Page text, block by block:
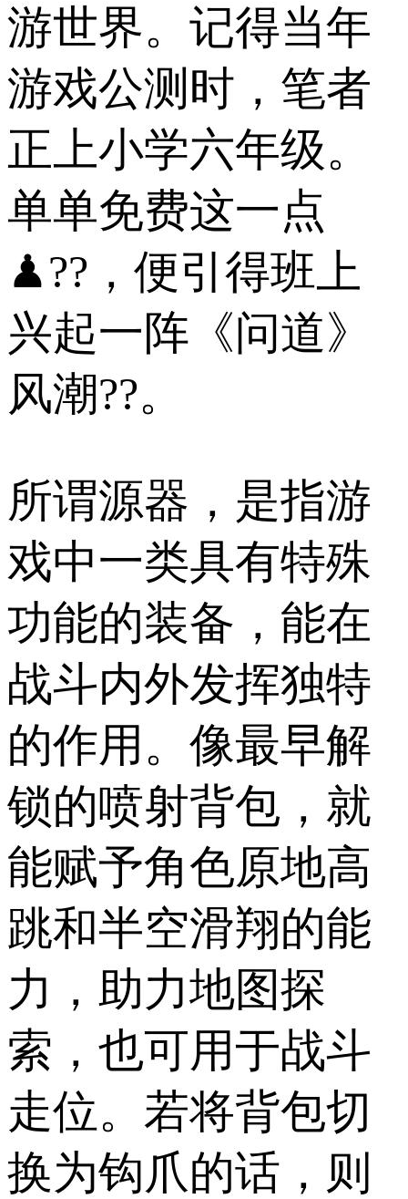
游世界。记得当年
游戏公测时，笔者
正上小学六年级。
单单免费这一点
♟??，便引得班上
兴起一阵《问道》
风潮??。
所谓源器，是指游
戏中一类具有特殊
功能的装备，能在
战斗内外发挥独特
的作用。像最早解
锁的喷射背包，就
能赋予角色原地高
跳和半空滑翔的能
力，助力地图探
索，也可用于战斗
走位。若将背包切
换为钩爪的话，则